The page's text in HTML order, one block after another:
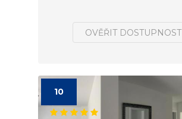
OVĚŘIT DOSTUPNOST
10